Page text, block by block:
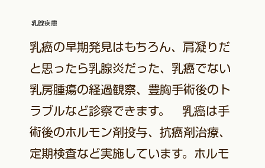
乳腺疾患
乳癌の早期発見はもちろん、肩凝りだ
と思ったら乳腺炎だった、乳癌でない
乳房腫瘍の経過観察、豊胸手術後のト
ラブルなど診察できます。 乳癌は手
術後のホルモン剤投与、抗癌剤治療、
定期検査など実施しています。ホルモ